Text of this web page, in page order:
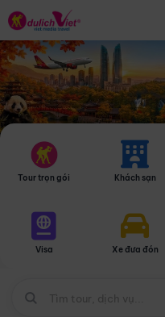
Tour trọn gói Khách sạn
Visa Xe đưa đón